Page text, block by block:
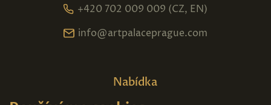
+420 702 009 009 (CZ, EN)
info@artpalaceprague.com
Nabídka